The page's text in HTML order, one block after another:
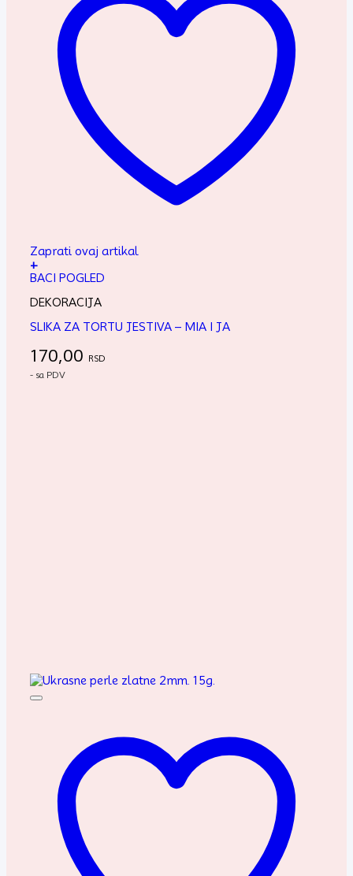
Zaprati ovaj artikal
+
BACI POGLED
DEKORACIJA
SLIKA ZA TORTU JESTIVA – MIA I JA
170,00 RSD
- sa PDV